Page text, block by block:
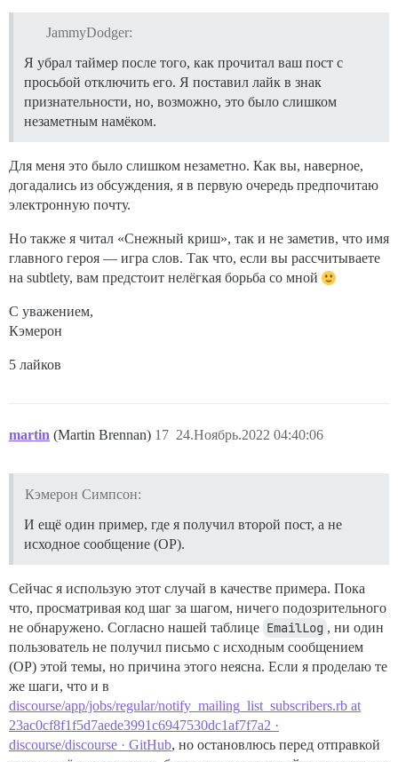
JammyDodger:
Я убрал таймер после того, как прочитал ваш пост с
просьбой отключить его. Я поставил лайк в знак
признательности, но, возможно, это было слишком
незаметным намёком.
Для меня это было слишком незаметно. Как вы, наверное,
догадались из обсуждения, я в первую очередь предпочитаю
электронную почту.
Но также я читал «Снежный криш», так и не заметив, что имя
главного героя — игра слов. Так что, если вы рассчитываете
на subtlety, вам предстоит нелёгкая борьба со мной
С уважением,
Кэмерон
5 лайков
martin (Martin Brennan) 24.Ноябрь.2022 04:40:06
17
Кэмерон Симпсон:
И ещё один пример, где я получил второй пост, а не
исходное сообщение (OP).
Сейчас я использую этот случай в качестве примера. Пока
что, просматривая код шаг за шагом, ничего подозрительного
не обнаружено. Согласно нашей таблице EmailLog , ни один
пользователь не получил письмо с исходным сообщением
(OP) этой темы, но причина этого неясна. Если я проделаю те
же шаги, что и в
discourse/app/jobs/regular/notify_mailing_list_subscribers.rb at
23ac0cf8f1f5d7aede3991c6947530dc1af7f7a2 ·
discourse/discourse · GitHub, но остановлюсь перед отправкой